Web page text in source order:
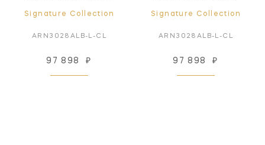
Signature Collection
ARN3028ALB-L-CL
97 898 ₽
Signature Collection
ARN3028ALB-L-CL
97 898 ₽